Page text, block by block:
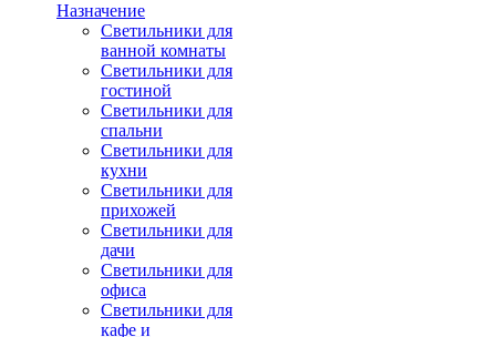
Назначение
Светильники для
ванной комнаты
Светильники для
гостиной
Светильники для
спальни
Светильники для
кухни
Светильники для
прихожей
Светильники для
дачи
Светильники для
офиса
Светильники для
кафе и